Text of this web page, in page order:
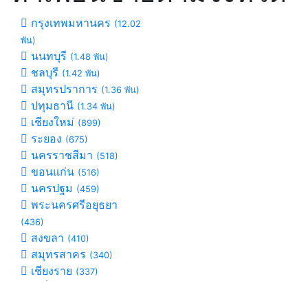
กรุงเทพมหานคร (12.02
พัน)
นนทบุรี (1.48 พัน)
ชลบุรี (1.42 พัน)
สมุทรปราการ (1.36 พัน)
ปทุมธานี (1.34 พัน)
เชียงใหม่ (899)
ระยอง (675)
นครราชสีมา (518)
ขอนแก่น (516)
นครปฐม (459)
พระนครศรีอยุธยา
(436)
สงขลา (410)
สมุทรสาคร (340)
เชียงราย (337)